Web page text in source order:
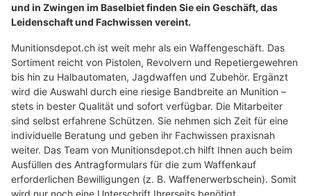
und in Zwingen im Baselbiet finden Sie ein Geschäft, das
Leidenschaft und Fachwissen vereint.
Munitionsdepot.ch ist weit mehr als ein Waffengeschäft. Das
Sortiment reicht von Pistolen, Revolvern und Repetiergewehren
bis hin zu Halbautomaten, Jagdwaffen und Zubehör. Ergänzt
wird die Auswahl durch eine riesige Bandbreite an Munition –
stets in bester Qualität und sofort verfügbar. Die Mitarbeiter
sind selbst erfahrene Schützen. Sie nehmen sich Zeit für eine
individuelle Beratung und geben ihr Fachwissen praxisnah
weiter. Das Team von Munitionsdepot.ch hilft Ihnen auch beim
Ausfüllen des Antragformulars für die zum Waffenkauf
erforderlichen Bewilligungen (z. B. Waffenerwerbschein). Somit